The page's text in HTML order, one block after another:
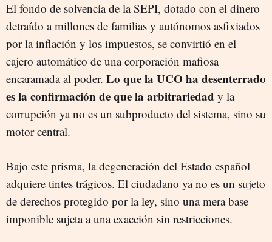
El fondo de solvencia de la SEPI, dotado con el dinero
detraído a millones de familias y autónomos asfixiados
por la inflación y los impuestos, se convirtió en el
cajero automático de una corporación mafiosa
encaramada al poder. Lo que la UCO ha desenterrado
es la confirmación de que la arbitrariedad y la
corrupción ya no es un subproducto del sistema, sino su
motor central.
Bajo este prisma, la degeneración del Estado español
adquiere tintes trágicos. El ciudadano ya no es un sujeto
de derechos protegido por la ley, sino una mera base
imponible sujeta a una exacción sin restricciones.